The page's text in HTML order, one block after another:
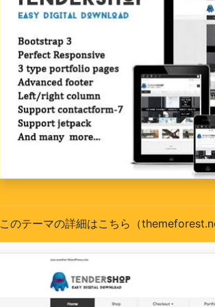
このテーマの詳細はこちら（